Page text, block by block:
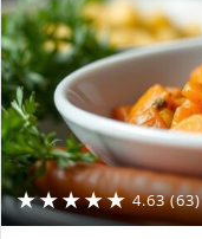
★★★★★ 4.63 (63)